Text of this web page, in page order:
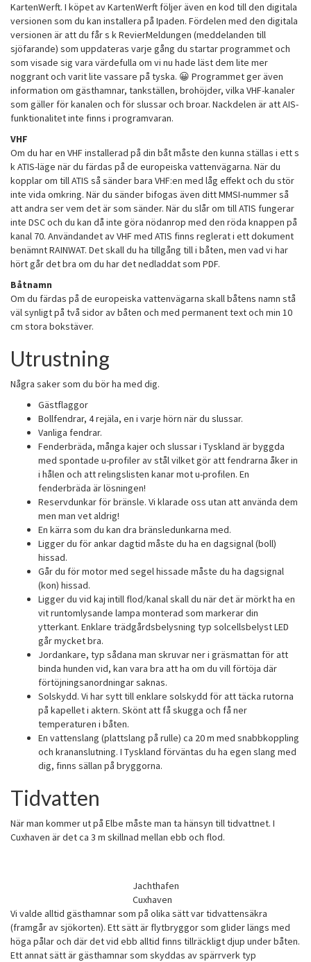
KartenWerft. I köpet av KartenWerft följer även en kod till den digitala
versionen som du kan installera på Ipaden. Fördelen med den digitala
versionen är att du får s k RevierMeldungen (meddelanden till
sjöfarande) som uppdateras varje gång du startar programmet och
som visade sig vara värdefulla om vi nu hade läst dem lite mer
noggrant och varit lite vassare på tyska. 😀 Programmet ger även
information om gästhamnar, tankställen, brohöjder, vilka VHF-kanaler
som gäller för kanalen och för slussar och broar. Nackdelen är att AIS-
funktionalitet inte finns i programvaran.
VHF
Om du har en VHF installerad på din båt måste den kunna ställas i ett s
k ATIS-läge när du färdas på de europeiska vattenvägarna. När du
kopplar om till ATIS så sänder bara VHF:en med låg effekt och du stör
inte vida omkring. När du sänder bifogas även ditt MMSI-nummer så
att andra ser vem det är som sänder. När du slår om till ATIS fungerar
inte DSC och du kan då inte göra nödanrop med den röda knappen på
kanal 70. Användandet av VHF med ATIS finns reglerat i ett dokument
benämnt RAINWAT. Det skall du ha tillgång till i båten, men vad vi har
hört går det bra om du har det nedladdat som PDF.
Båtnamn
Om du färdas på de europeiska vattenvägarna skall båtens namn stå
väl synligt på två sidor av båten och med permanent text och min 10
cm stora bokstäver.
Utrustning
Några saker som du bör ha med dig.
Gästflaggor
Bollfendrar, 4 rejäla, en i varje hörn när du slussar.
Vanliga fendrar.
Fenderbräda, många kajer och slussar i Tyskland är byggda
med spontade u-profiler av stål vilket gör att fendrarna åker in
i hålen och att relingslisten kanar mot u-profilen. En
fenderbräda är lösningen!
Reservdunkar för bränsle. Vi klarade oss utan att använda dem
men man vet aldrig!
En kärra som du kan dra bränsledunkarna med.
Ligger du för ankar dagtid måste du ha en dagsignal (boll)
hissad.
Går du för motor med segel hissade måste du ha dagsignal
(kon) hissad.
Ligger du vid kaj intill flod/kanal skall du när det är mörkt ha en
vit runtomlysande lampa monterad som markerar din
ytterkant. Enklare trädgårdsbelysning typ solcellsbelyst LED
går mycket bra.
Jordankare, typ sådana man skruvar ner i gräsmattan för att
binda hunden vid, kan vara bra att ha om du vill förtöja där
förtöjningsanordningar saknas.
Solskydd. Vi har sytt till enklare solskydd för att täcka rutorna
på kapellet i aktern. Skönt att få skugga och få ner
temperaturen i båten.
En vattenslang (plattslang på rulle) ca 20 m med snabbkoppling
och krananslutning. I Tyskland förväntas du ha egen slang med
dig, finns sällan på bryggorna.
Tidvatten
När man kommer ut på Elbe måste man ta hänsyn till tidvattnet. I
Cuxhaven är det ca 3 m skillnad mellan ebb och flod.
Jachthafen
Cuxhaven
Vi valde alltid gästhamnar som på olika sätt var tidvattensäkra
(framgår av sjökorten). Ett sätt är flytbryggor som glider längs med
höga pålar och där det vid ebb alltid finns tillräckligt djup under båten.
Ett annat sätt är gästhamnar som skyddas av spärrverk typ